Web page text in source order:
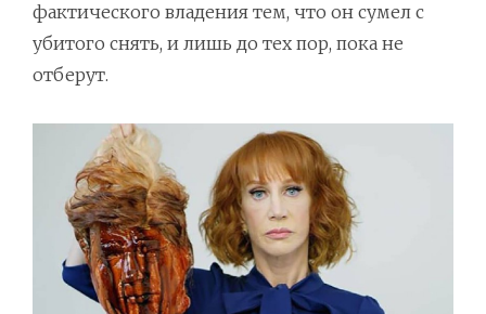
фактического владения тем, что он сумел с
убитого снять, и лишь до тех пор, пока не
отберут.